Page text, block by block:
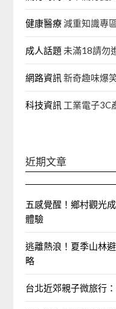
健康醫療減重知識專
成人話題 未滿18請勿
網路資訊 新奇趣味爆
科技資訊 工業電子3C
近期文章
五感覺醒！鄉村觀光
體驗
逃離熱浪！夏季山林
略
台北近郊親子微旅行